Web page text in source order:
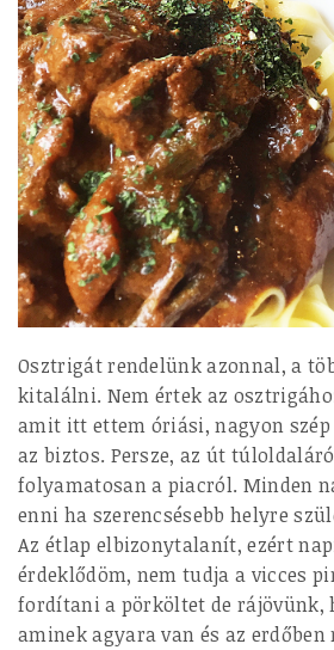
Osztrigát rendelünk azonnal, a
kitalálni. Nem értek az
amit itt ettem óriási, nagyon
az biztos. Persze, az út
folyamatosan a piacról. Minden
enni ha szerencsésebb helyre
Az étlap elbizonytalanít, ezért
érdeklődöm, nem tudja a vicces
fordítani a pörköltet de rájövünk,
aminek agyara van és az